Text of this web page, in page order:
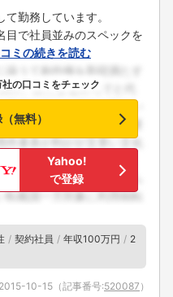
勤務しています。
目で社員並みのスペックを
ミの続きを読む
の口コミをチェック
無料）
Yahoo!
で登録
契約社員 年収100万円
2
2015-10-15 （記事番号:520087 ）